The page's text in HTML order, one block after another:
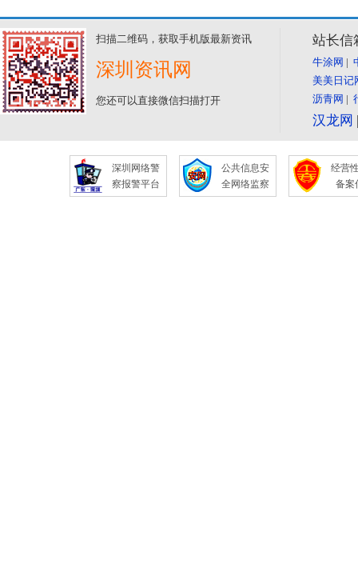
扫描二维码，获取手机版最新资讯
深圳资讯网
您还可以直接微信扫描打开
站长信
牛涂网 |
美美日记
沥青网 |
汉龙网
深圳网络警
察报警平台
公共信息安
全网络监察
经营
备案